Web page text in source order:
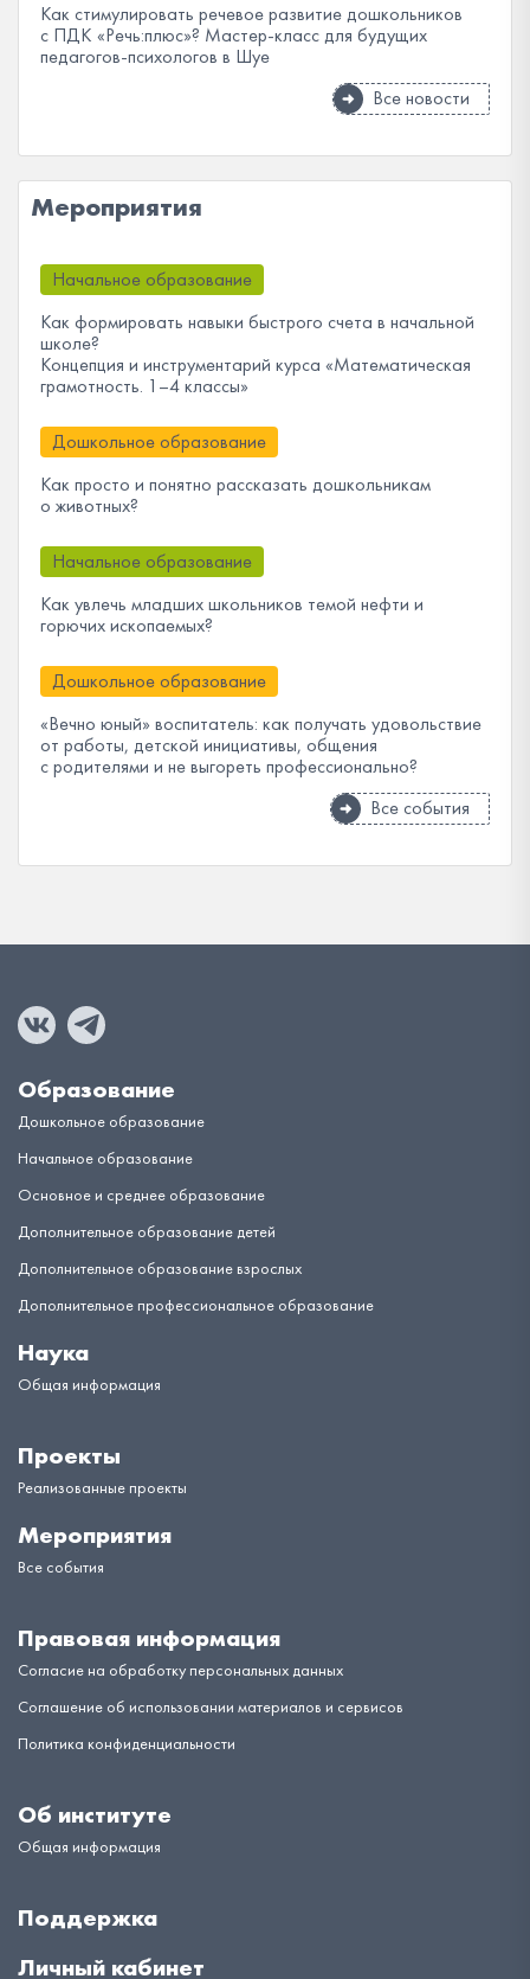
Как стимулировать речевое развитие дошкольников
с ПДК «Речь:плюс»? Мастер-класс для будущих
педагогов-психологов в Шуе
Все новости
Мероприятия
Начальное образование
Как формировать навыки быстрого счета в начальной
школе?
Концепция и инструментарий курса «Математическая
грамотность. 1–4 классы»
Дошкольное образование
Как просто и понятно рассказать дошкольникам
о животных?
Начальное образование
Как увлечь младших школьников темой нефти и
горючих ископаемых?
Дошкольное образование
«Вечно юный» воспитатель: как получать удовольствие
от работы, детской инициативы, общения
с родителями и не выгореть профессионально?
Все события
Образование
Дошкольное образование
Начальное образование
Основное и среднее образование
Дополнительное образование детей
Дополнительное образование взрослых
Дополнительное профессиональное образование
Наука
Общая информация
Проекты
Реализованные проекты
Мероприятия
Все события
Правовая информация
Согласие на обработку персональных данных
Соглашение об использовании материалов и сервисов
Политика конфиденциальности
Об институте
Общая информация
Поддержка
Личный кабинет